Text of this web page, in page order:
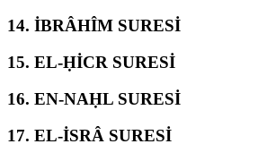
14. İBRÂHÎM SURESİ
15. EL-ḤİCR SURESİ
16. EN-NAḤL SURESİ
17. EL-İSRÂ SURESİ